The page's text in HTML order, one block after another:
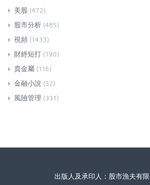
美股 (472)
股市分析 (485)
視頻 (1433)
財經短打 (190)
貴金屬 (116)
金融小說 (52)
風險管理 (331)
出版人及承印人：股市漁夫有